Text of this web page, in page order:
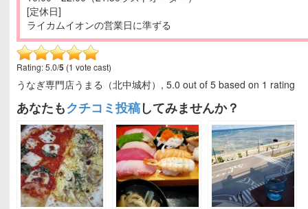
[定休日]
ライカムイオンの営業日に準ずる
Rating: 5.0/5 (1 vote cast)
うなぎ専門店うまる（北中城村） ,5.0 out of5 based on 1 rating
あなたもクチコミ投稿してみませんか？